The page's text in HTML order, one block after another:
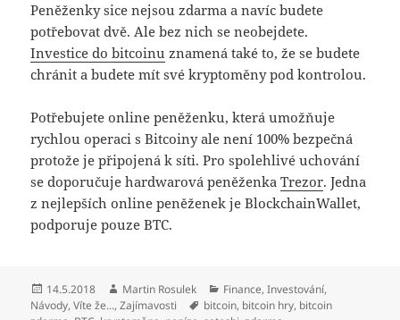
Peněženky sice nejsou zdarma a navíc budete
potřebovat dvě. Ale bez nich se neobejdete.
Investice do bitcoinu znamená také to, že se budete
chránit a budete mít své kryptoměny pod kontrolou.
Potřebujete online peněženku, která umožňuje
rychlou operaci s Bitcoiny ale není 100% bezpečná
protože je připojená k síti. Pro spolehlivé uchování
se doporučuje hardwarová peněženkaTrezor. Jedna
z nejlepších online peněženek je BlockchainWallet,
podporuje pouze BTC.
Publikováno:
14.5.2018 Autor:
Martin Rosulek Rubriky:
Finance,Investování,
Návody,Víte že...,Zajímavosti Štítky:
bitcoin, bitcoin hry, bitcoin